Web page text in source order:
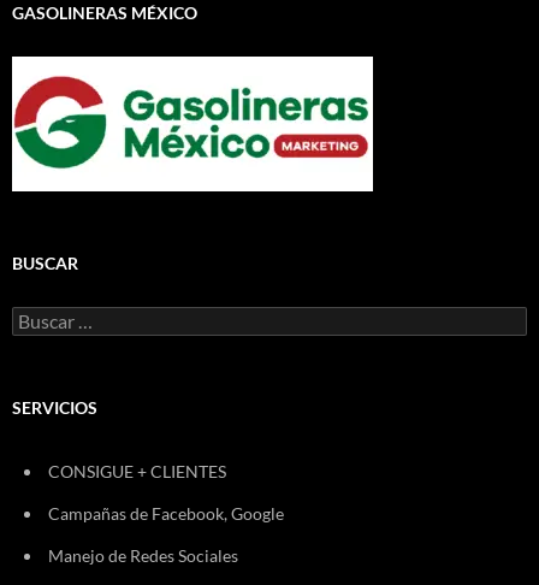
GASOLINERAS MÉXICO
BUSCAR
Buscar:
SERVICIOS
CONSIGUE + CLIENTES
Campañas de Facebook, Google
Manejo de Redes Sociales